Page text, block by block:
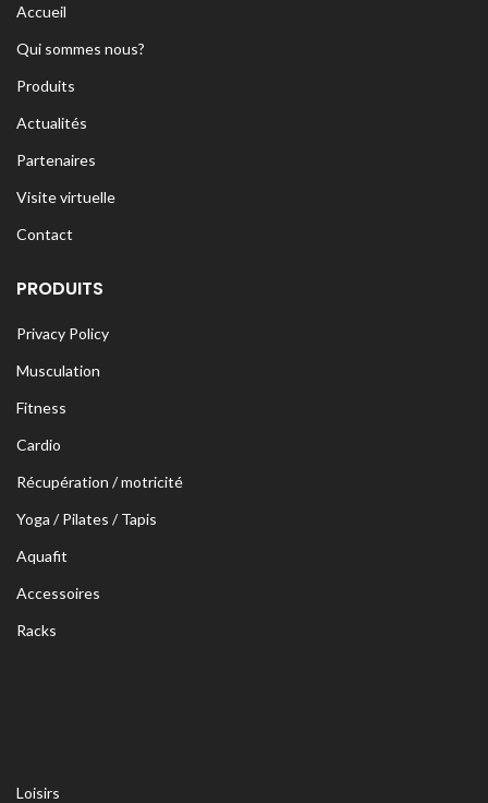
Accueil
Qui sommes nous?
Produits
Actualités
Partenaires
Visite virtuelle
Contact
PRODUITS
Privacy Policy
Musculation
Fitness
Cardio
Récupération / motricité
Yoga / Pilates / Tapis
Aquafit
Accessoires
Racks
Loisirs